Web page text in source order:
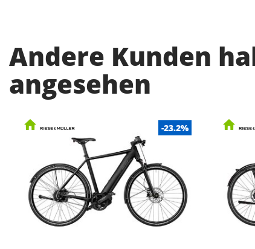
Andere Kunden
angesehen
-23.2%